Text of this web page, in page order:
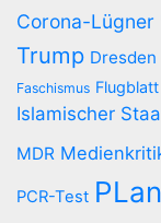
Corona-Lügner
Trump Dresden
Faschismus Flugblatt
Islamischer
MDR
PCR-Test